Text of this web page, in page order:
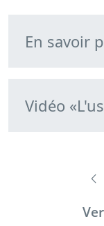
En savoir
Vidéo